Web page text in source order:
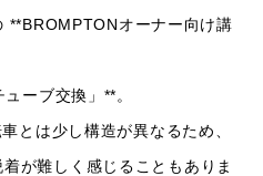
**BROMPTONオーナー向け講
ーブ交換」**。
とは少し構造が異なるため、
が難しく感じることもありま